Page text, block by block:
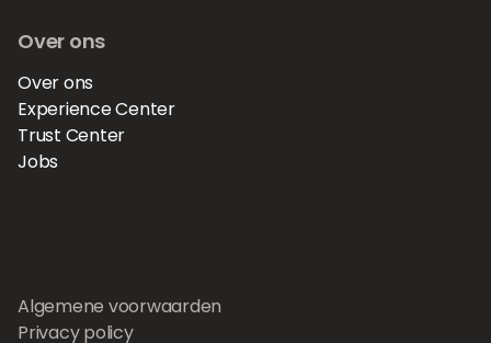
Over ons
Over ons
Experience Center
Trust Center
Jobs
Algemene voorwaarden
Privacy policy